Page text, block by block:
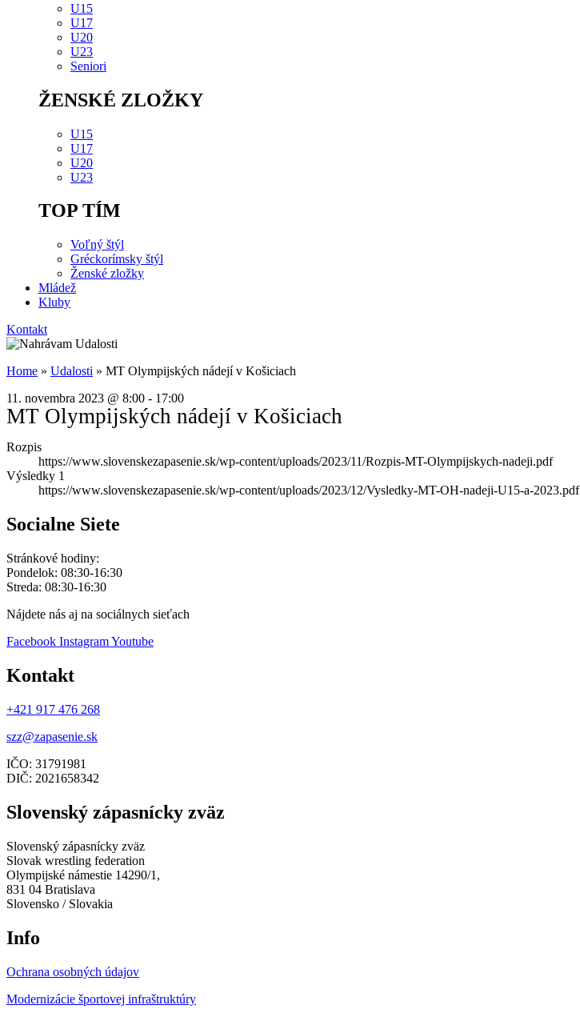
U15
U17
U20
U23
Seniori
ŽENSKÉ ZLOŽKY
U15
U17
U20
U23
TOP TÍM
Voľný štýl
Gréckorímsky štýl
Ženské zložky
Mládež
Kluby
Kontakt
Home » Udalosti » MT Olympijských nádejí v Košiciach
11. novembra 2023 @ 8:00 - 17:00
MT Olympijských nádejí v Košiciach
Rozpis
https://www.slovenskezapasenie.sk/wp-content/uploads/2023/11/Rozpis-MT-Olympijskych-nadeji.pdf
Výsledky 1
https://www.slovenskezapasenie.sk/wp-content/uploads/2023/12/Vysledky-MT-OH-nadeji-U15-a-2023.pdf
Socialne Siete
Stránkové hodiny:
Pondelok: 08:30-16:30
Streda: 08:30-16:30
Nájdete nás aj na sociálnych sieťach
Facebook InstagramYoutube
Kontakt
+421 917 476 268
szz@zapasenie.sk
IČO: 31791981
DIČ: 2021658342
Slovenský zápasnícky zväz
Slovenský zápasnícky zväz
Slovak wrestling federation
Olympijské námestie 14290/1,
831 04 Bratislava
Slovensko / Slovakia
Info
Ochrana osobných údajov
Modernizácie športovej infraštruktúry